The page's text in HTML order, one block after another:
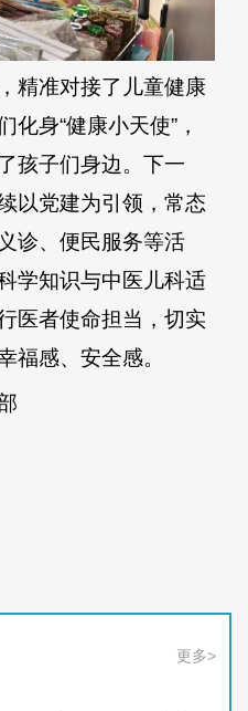
准对接了儿童健康
身“健康小天使”，
孩子们身边。下一
以党建为引领，常态
诊、便民服务等活
学知识与中医儿科适
医者使命担当，切实
福感、安全感。
更多>